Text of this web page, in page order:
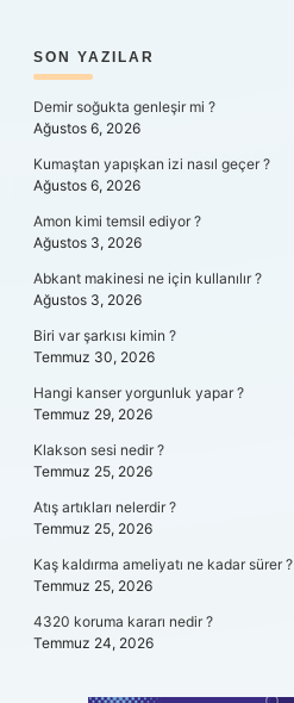
SIDEBAR
SON YAZILAR
Demir soğukta genleşir mi ?
Ağustos 6, 2026
Kumaştan yapışkan izi nasıl geçer ?
Ağustos 6, 2026
Amon kimi temsil ediyor ?
Ağustos 3, 2026
Abkant makinesi ne için kullanılır ?
Ağustos 3, 2026
Biri var şarkısı kimin ?
Temmuz 30, 2026
Hangi kanser yorgunluk yapar ?
Temmuz 29, 2026
Klakson sesi nedir ?
Temmuz 25, 2026
Atış artıkları nelerdir ?
Temmuz 25, 2026
Kaş kaldırma ameliyatı ne kadar sürer ?
Temmuz 25, 2026
4320 koruma kararı nedir ?
Temmuz 24, 2026